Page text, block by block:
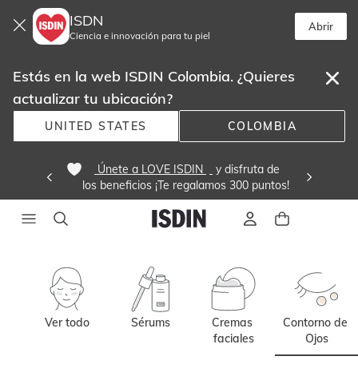
ISDN
Ciencia e innovación para tu piel
Abrir
Estás en la web ISDIN Colombia. ¿Quieres
actualizar tu ubicación?
UNITED STATES COLOMBIA
Únete a LOVE ISDIN
y disfruta de
los beneficios ¡Te regalamos 300 puntos!
Ver todo Sérums
Cremas
faciales
Contorno de
Ojos